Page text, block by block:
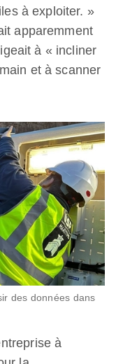
à exploiter. »
apparemment
à « incliner
et à scanner
des données dans
à